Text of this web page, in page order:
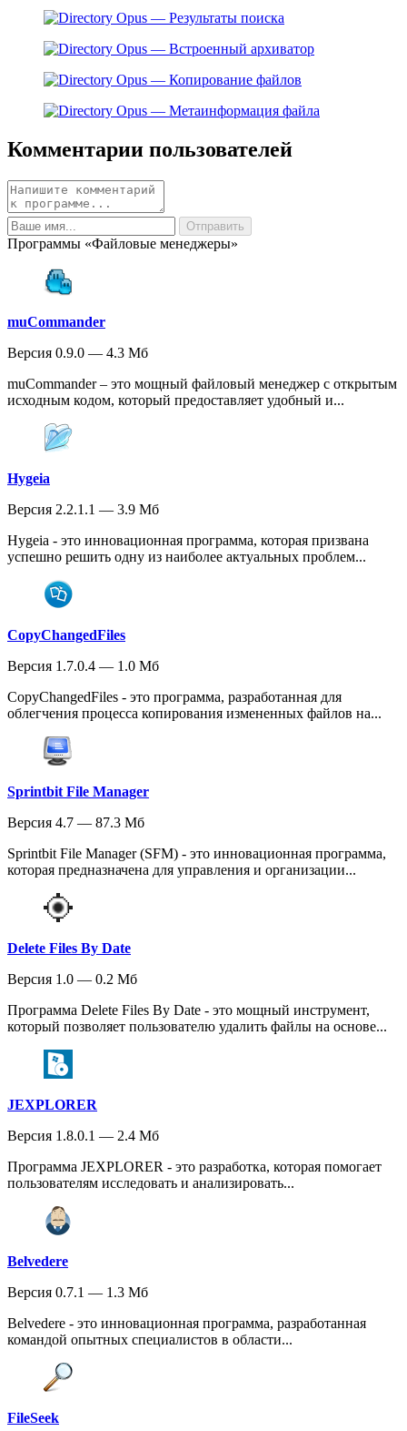
Комментарии пользователей
Программы «Файловые менеджеры»
muCommander
Версия 0.9.0 — 4.3 Мб
muCommander – это мощный файловый менеджер с открытым
исходным кодом, который предоставляет удобный и...
Hygeia
Версия 2.2.1.1 — 3.9 Мб
Hygeia - это инновационная программа, которая призвана
успешно решить одну из наиболее актуальных проблем...
CopyChangedFiles
Версия 1.7.0.4 — 1.0 Мб
CopyChangedFiles - это программа, разработанная для
облегчения процесса копирования измененных файлов на...
Sprintbit File Manager
Версия 4.7 — 87.3 Мб
Sprintbit File Manager (SFM) - это инновационная программа,
которая предназначена для управления и организации...
Delete Files By Date
Версия 1.0 — 0.2 Мб
Программа Delete Files By Date - это мощный инструмент,
который позволяет пользователю удалить файлы на основе...
JEXPLORER
Версия 1.8.0.1 — 2.4 Мб
Программа JEXPLORER - это разработка, которая помогает
пользователям исследовать и анализировать...
Belvedere
Версия 0.7.1 — 1.3 Мб
Belvedere - это инновационная программа, разработанная
командой опытных специалистов в области...
FileSeek